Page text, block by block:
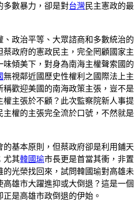
多數暴力，卻是對台灣 民主憲政的最
、政治平等、大眾諮商和多數統治的
政府的憲政民主，完全罔顧國家主
傾美下，對身為南海主權聲索國的
無視鄰近國歷史性權利之國際法上主
歡迎美國的南海政策主張，豈不是
主張於不顧？此次監察院新人事提
權的主張完全流於口號，不然就是
基本原則，但蔡政府卻是利用鋪天
尤其韓國瑜市長更是首當其衝，非置
的光榮找回來，試問韓國瑜對高雄未
高雄市大躍進抑或大倒退？這是一個
是高雄市政倒退的伊始。